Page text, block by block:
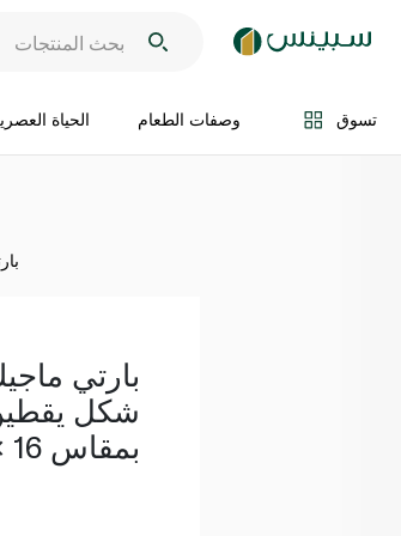
تسوق وصفات الطعام الحياة
اضف الى السلة
بارتي
شكل
بمقاس 16 × 16.5 سنتم